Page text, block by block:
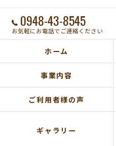
0948-43-8545
お気軽にお電話でご連絡ください
ホーム
事業内容
ご利用者様の声
ギャラリー